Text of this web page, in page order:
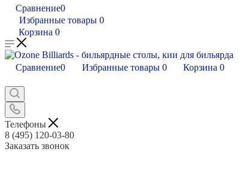
Сравнение0
Избранные товары 0
Корзина 0
Сравнение0 Избранные товары 0 Корзина 0
Телефоны
8 (495) 120-03-80
Заказать звонок